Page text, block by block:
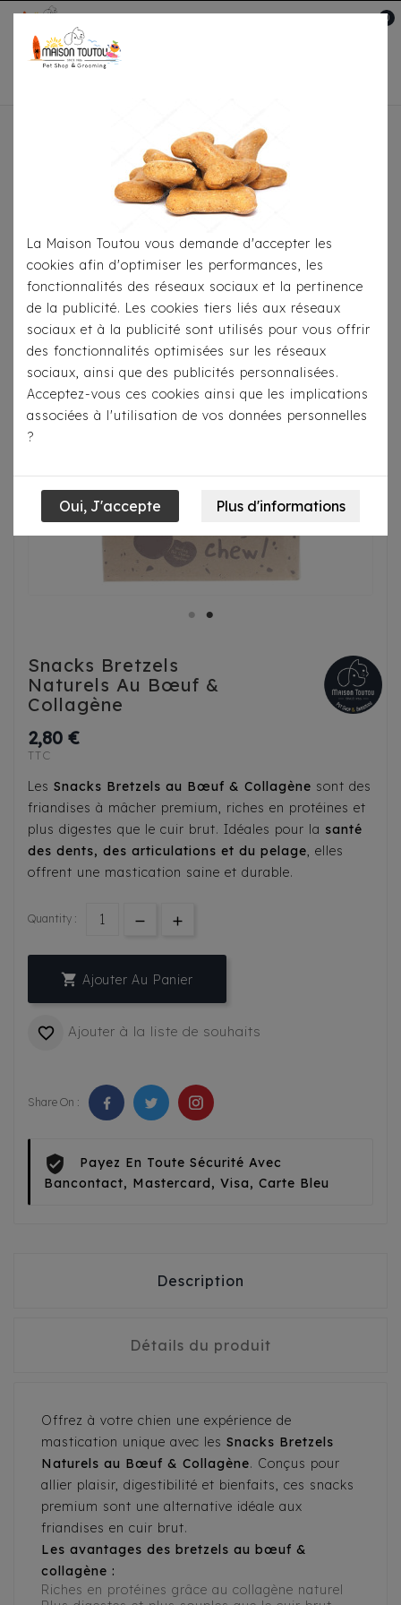
0
Snacks-Friandises
Snacks Bretzels Naturels Au Bœuf &
Collagène
Snacks Bretzels
Naturels Au Bœuf &
Collagène
2,80 €
TTC
Les Snacks Bretzels au Bœuf & Collagène sont des
friandises à mâcher premium, riches en protéines et
plus digestes que le cuir brut. Idéales pour la santé
des dents, des articulations et du pelage, elles
offrent une mastication saine et durable.
Quantity :
 Ajouter Au Panier
 Ajouter à la liste de souhaits
Share On :
Payez En Toute Sécurité Avec
Bancontact, Mastercard, Visa, Carte Bleu
Description
Détails du produit
Offrez à votre chien une expérience de
mastication unique avec les Snacks Bretzels
Naturels au Bœuf & Collagène. Conçus pour
allier plaisir, digestibilité et bienfaits, ces snacks
premium sont une alternative idéale aux
friandises en cuir brut.
Les avantages des bretzels au bœuf &
collagène :
Riches en protéines grâce au collagène naturel
La Maison Toutou vous demande d'accepter les
cookies afin d'optimiser les performances, les
fonctionnalités des réseaux sociaux et la pertinence
de la publicité. Les cookies tiers liés aux réseaux
sociaux et à la publicité sont utilisés pour vous offrir
des fonctionnalités optimisées sur les réseaux
sociaux, ainsi que des publicités personnalisées.
Acceptez-vous ces cookies ainsi que les implications
associées à l'utilisation de vos données personnelles
?